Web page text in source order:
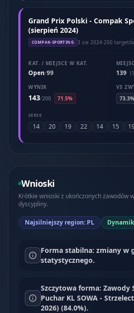
Grand Prix Polski - Compak
(sierpień 2024)
COMPAK-SPORTING 3 sie 2024·200
KAT. / MIEJSCE W KAT.
Open/99 139
WYNIK
143/200 71.5%
VS
73.3%
SERIE
14 20 19 22 14 15
Wnioski
Krótkie wnioski z ukończonych zawodów
dyscypliny.
Najsilniejszy region: PL
Forma stabilna: zmiany w
statystycznego.
Szczytowa forma: Zawody
Puchar KL SOWA -
2026) (84.0%).